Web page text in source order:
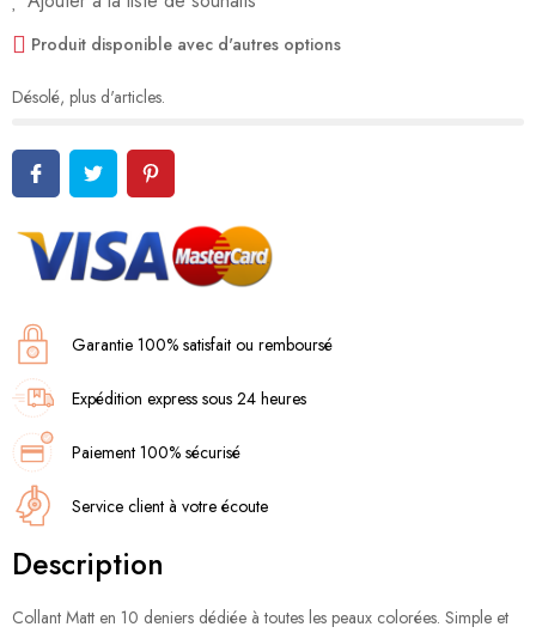
Produit disponible avec d'autres options
Désolé, plus d'articles.
Garantie 100% satisfait ou remboursé
Expédition express sous 24 heures
Paiement 100% sécurisé
Service client à votre écoute
Description
Collant Matt en 10 deniers dédiée à toutes les peaux colorées. Simple et